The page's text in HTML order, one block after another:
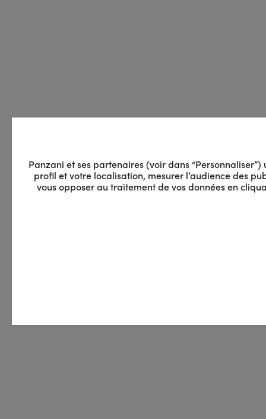
Panzani et ses partenaires (voir dans
profil et votre localisation, mesurer l’audience des
vous opposer au traitement de vos données en